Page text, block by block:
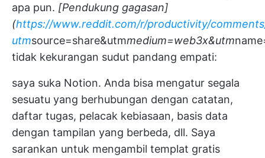
apa pun. [Pendukung gagasan]
(https://www.reddit.com/r/productivity/
utmsource=share&utmmedium=web3x&utm
tidak kekurangan sudut pandang empati:
saya suka Notion. Anda bisa mengatur segala
sesuatu yang berhubungan dengan catatan,
daftar tugas, pelacak kebiasaan, basis data
dengan tampilan yang berbeda, dll. Saya
sarankan untuk mengambil templat gratis